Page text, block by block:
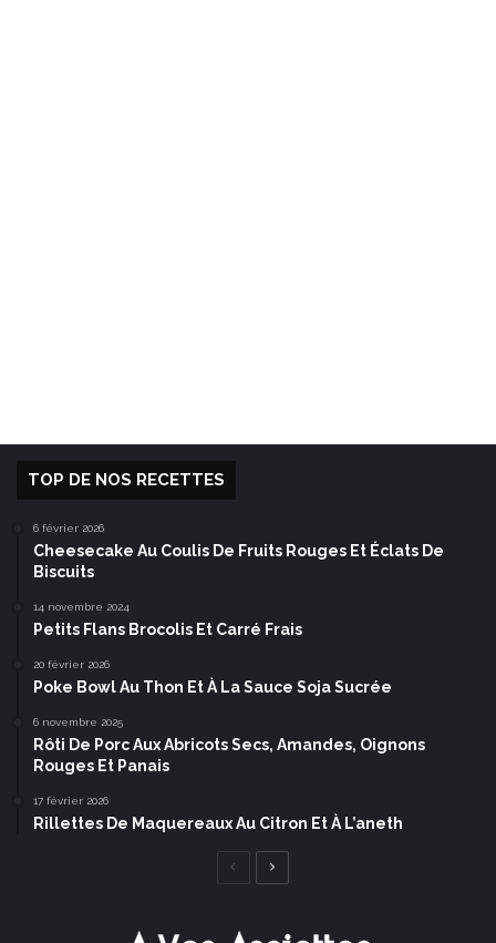
TOP DE NOS RECETTES
6 février 2026
Cheesecake Au Coulis De Fruits Rouges Et Éclats De
Biscuits
14 novembre 2024
Petits Flans Brocolis Et Carré Frais
20 février 2026
Poke Bowl Au Thon Et À La Sauce Soja Sucrée
6 novembre 2025
Rôti De Porc Aux Abricots Secs, Amandes, Oignons
Rouges Et Panais
17 février 2026
Rillettes De Maquereaux Au Citron Et À L’aneth
Page